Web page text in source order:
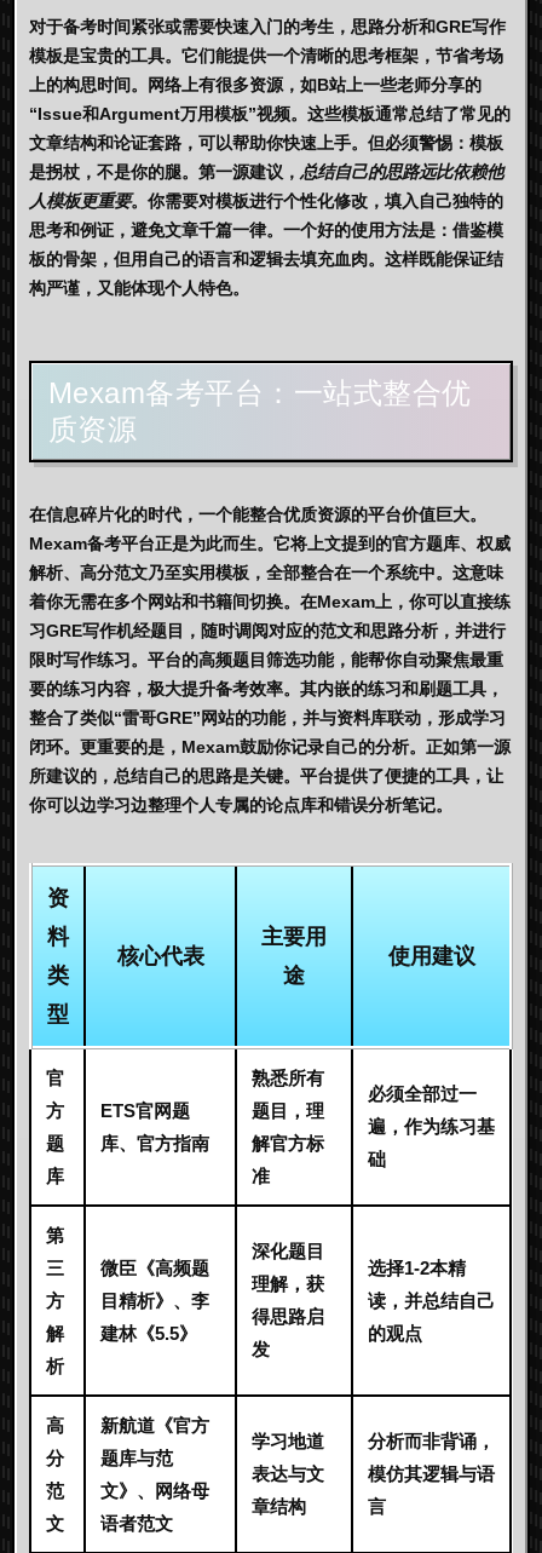
对于备考时间紧张或需要快速入门的考生，思路分析和GRE写作
模板是宝贵的工具。它们能提供一个清晰的思考框架，节省考场
上的构思时间。网络上有很多资源，如B站上一些老师分享的
“Issue和Argument万用模板”视频。这些模板通常总结了常见的
文章结构和论证套路，可以帮助你快速上手。但必须警惕：模板
是拐杖，不是你的腿。第一源建议， 总结自己的思路远比依赖他
人模板更重要。你需要对模板进行个性化修改，填入自己独特的
思考和例证，避免文章千篇一律。一个好的使用方法是：借鉴模
板的骨架，但用自己的语言和逻辑去填充血肉。这样既能保证结
构严谨，又能体现个人特色。
Mexam备考平台：一站式整合优
质资源
在信息碎片化的时代，一个能整合优质资源的平台价值巨大。
Mexam备考平台正是为此而生。它将上文提到的官方题库、权威
解析、高分范文乃至实用模板，全部整合在一个系统中。这意味
着你无需在多个网站和书籍间切换。在Mexam 上，你可以直接练
习GRE写作机经题目，随时调阅对应的范文和思路分析，并进行
限时写作练习。平台的高频题目筛选功能，能帮你自动聚焦最重
要的练习内容，极大提升备考效率。其内嵌的练习和刷题工具，
整合了类似“雷哥GRE”网站的功能，并与资料库联动，形成学习
闭环。更重要的是， Mexam鼓励你记录自己的分析。正如第一源
所建议的，总结自己的思路是关键。平台提供了便捷的工具，让
你可以边学习边整理个人专属的论点库和错误分析笔记。
资
料
类
型
核心代表
主要用
途
使用建议
官
方
题
库
ETS官网题
库、官方指南
熟悉所有
题目，理
解官方标
准
必须全部过一
遍，作为练习基
础
第
三
方
解
析
微臣《高频题
目精析》、李
建林《5.5》
深化题目
理解，获
得思路启
发
选择1-2本精
读，并总结自己
的观点
高
分
范
文
新航道《官方
题库与范
文》、网络母
语者范文
学习地道
表达与文
章结构
分析而非背诵，
模仿其逻辑与语
言